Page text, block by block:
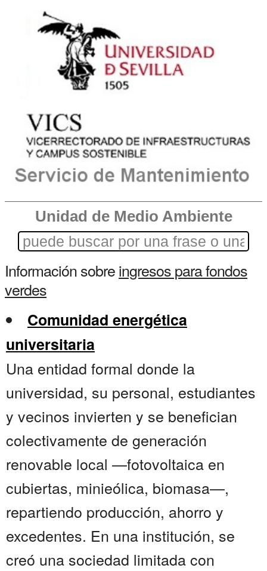
Unidad de Medio Ambiente
Información sobreingresos para fondos
verdes
Comunidad energética
universitaria
Una entidad formal donde la
universidad, su personal, estudiantes
y vecinos invierten y se benefician
colectivamente de generación
renovable local —fotovoltaica en
cubiertas, minieólica, biomasa—,
repartiendo producción, ahorro y
excedentes. En una institución, se
creó una sociedad limitada con